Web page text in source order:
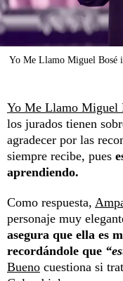
Yo Me Llamo Miguel Bosé
Yo Me Llamo Miguel
los jurados tienen
agradecer por las
siempre recibe, pues
aprendiendo.
Como respuesta,
personaje muy
asegura que ella es
recordándole que
Bueno cuestiona si